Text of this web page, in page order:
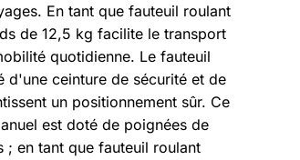
En tant que fauteuil roulant
de 12,5 kg facilite le transport
quotidienne. Le fauteuil
d'une ceinture de sécurité et de
un positionnement sûr. Ce
est doté de poignées de
; en tant que fauteuil roulant